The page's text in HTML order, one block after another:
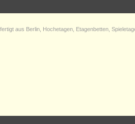
aus Berlin, Hochetagen, Etagenbetten,